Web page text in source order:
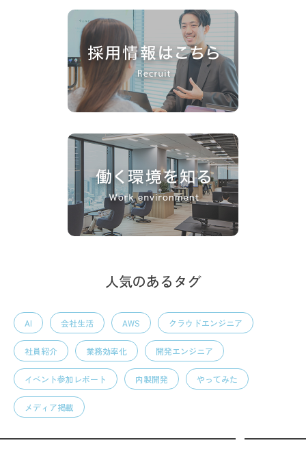
人気のあるタグ
AI 会社生活 AWS クラウドエンジニア
社員紹介 業務効率化 開発エンジニア
イベント参加レポート 内製開発 やってみた
メディア掲載